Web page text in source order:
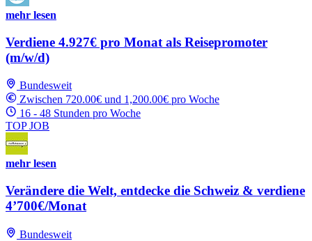
mehr lesen
Verdiene 4.927€ pro Monat als Reisepromoter
(m/w/d)
Bundesweit
Zwischen 720.00€ und 1,200.00€ pro Woche
16 - 48 Stunden pro Woche
TOP JOB
mehr lesen
Verändere die Welt, entdecke die Schweiz & verdiene
4’700€/Monat
Bundesweit